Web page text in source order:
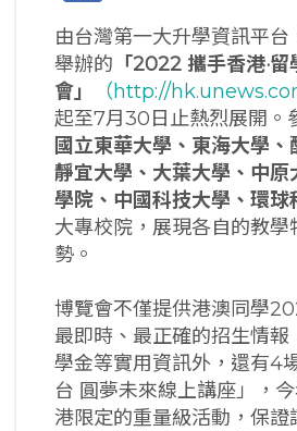
由台灣第一大升學資訊平
舉辦的 「2022 攜手香港·
會」
（http://
起至7月30日止熱烈展開。
國立東華大學、東海大學、
靜宜大學、大葉大學、中原
學院、中國科技大學、環球
大專校院，展現各自的教學
勢。
博覽會不僅提供港澳同學
最即時、最正確的招生情報
學金等實用資訊外，還有4
台 圓夢未來線上講座」，
港限定的重量級活動，保證